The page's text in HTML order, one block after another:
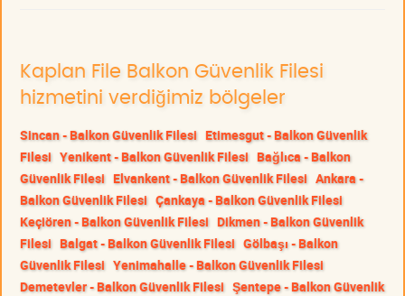
Kaplan File Balkon Güvenlik Filesi
hizmetini verdiğimiz bölgeler
Sincan - Balkon Güvenlik Filesi Etimesgut - Balkon Güvenlik
Filesi Yenikent - Balkon Güvenlik Filesi Bağlıca - Balkon
Güvenlik Filesi Elvankent - Balkon Güvenlik Filesi Ankara -
Balkon Güvenlik Filesi Çankaya - Balkon Güvenlik Filesi
Keçiören - Balkon Güvenlik Filesi Dikmen - Balkon Güvenlik
Filesi Balgat - Balkon Güvenlik Filesi Gölbaşı - Balkon
Güvenlik Filesi Yenimahalle - Balkon Güvenlik Filesi
Demetevler - Balkon Güvenlik Filesi Şentepe - Balkon Güvenlik